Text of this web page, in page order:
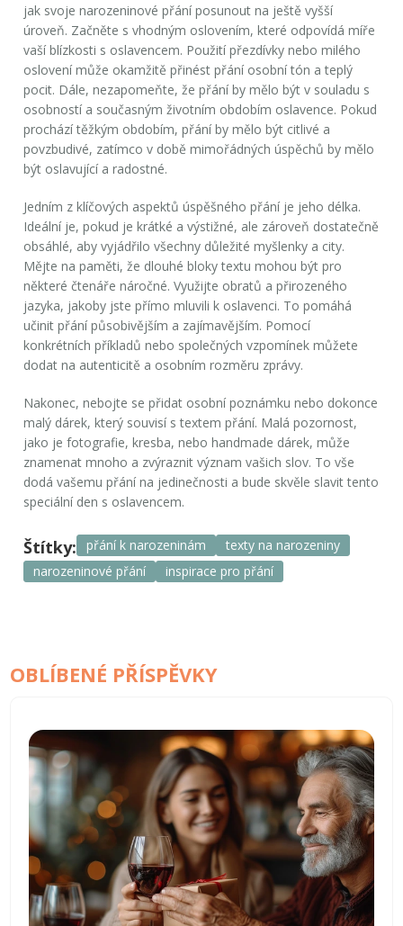
jak svoje narozeninové přání posunout na ještě vyšší
úroveň. Začněte s vhodným oslovením, které odpovídá míře
vaší blízkosti s oslavencem. Použití přezdívky nebo milého
oslovení může okamžitě přinést přání osobní tón a teplý
pocit. Dále, nezapomeňte, že přání by mělo být v souladu s
osobností a současným životním obdobím oslavence. Pokud
prochází těžkým obdobím, přání by mělo být citlivé a
povzbudivé, zatímco v době mimořádných úspěchů by mělo
být oslavující a radostné.
Jedním z klíčových aspektů úspěšného přání je jeho délka.
Ideální je, pokud je krátké a výstižné, ale zároveň dostatečně
obsáhlé, aby vyjádřilo všechny důležité myšlenky a city.
Mějte na paměti, že dlouhé bloky textu mohou být pro
některé čtenáře náročné. Využijte obratů a přirozeného
jazyka, jakoby jste přímo mluvili k oslavenci. To pomáhá
učinit přání působivějším a zajímavějším. Pomocí
konkrétních příkladů nebo společných vzpomínek můžete
dodat na autenticitě a osobním rozměru zprávy.
Nakonec, nebojte se přidat osobní poznámku nebo dokonce
malý dárek, který souvisí s textem přání. Malá pozornost,
jako je fotografie, kresba, nebo handmade dárek, může
znamenat mnoho a zvýraznit význam vašich slov. To vše
dodá vašemu přání na jedinečnosti a bude skvěle slavit tento
speciální den s oslavencem.
Štítky: přání k narozeninám
texty na narozeniny
narozeninové přání
inspirace pro přání
OBLÍBENÉ PŘÍSPĚVKY